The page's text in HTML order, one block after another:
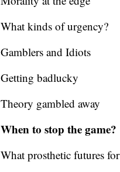
What kinds of urgency?
Gamblers and Idiots
Getting badlucky
Theory gambled away
When to stop the game?
What prosthetic futures